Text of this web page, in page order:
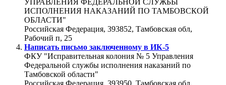
ИСПОЛНЕНИЯ НАКАЗАНИЙ ПО ТАМБОВСКОЙ
ОБЛАСТИ"
Российская Федерация, 393852, Тамбовская обл,
Рабочий п, 25
Написать письмо заключенному в ИК-5
ФКУ "Исправительная колония № 5 Управления
Федеральной службы исполнения наказаний по
Тамбовской области"
Российская Федерация, 393950, Тамбовская обл,